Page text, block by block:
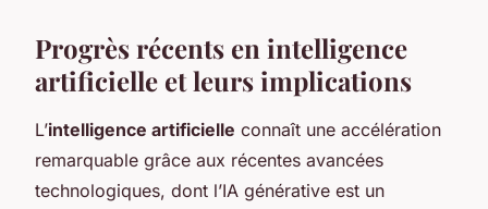
Progrès récents en intelligence
artificielle et leurs implications
L’intelligence artificielle connaît une accélération
remarquable grâce aux récentes avancées
technologiques, dont l’IA générative est un